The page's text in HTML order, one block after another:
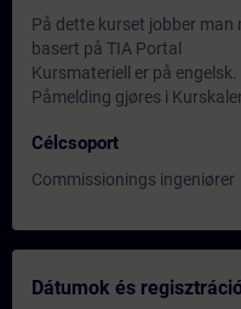
På dette kurset jobber man
basert på TIA Portal
Kursmateriell er på engelsk.
Påmelding gjøres i
Célcsoport
Commissionings ingeniører
Dátumok és